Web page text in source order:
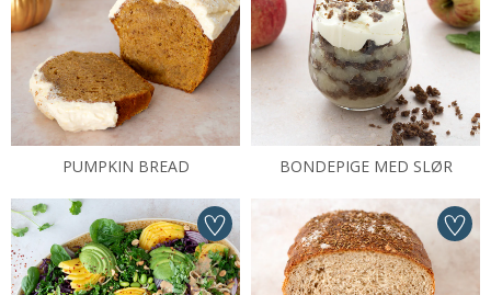
PUMPKIN BREAD BONDEPIGE MED SLØR